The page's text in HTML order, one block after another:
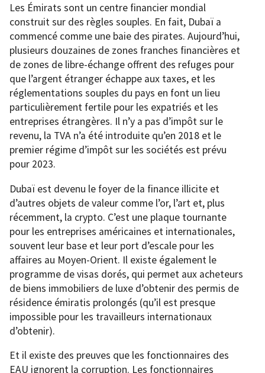
Les Émirats sont un centre financier mondial
construit sur des règles souples. En fait, Dubaï a
commencé comme une baie des pirates. Aujourd’hui,
plusieurs douzaines de zones franches financières et
de zones de libre-échange offrent des refuges pour
que l’argent étranger échappe aux taxes, et les
réglementations souples du pays en font un lieu
particulièrement fertile pour les expatriés et les
entreprises étrangères. Il n’y a pas d’impôt sur le
revenu, la TVA n’a été introduite qu’en 2018 et le
premier régime d’impôt sur les sociétés est prévu
pour 2023.
Dubaï est devenu le foyer de la finance illicite et
d’autres objets de valeur comme l’or, l’art et, plus
récemment, la crypto. C’est une plaque tournante
pour les entreprises américaines et internationales,
souvent leur base et leur port d’escale pour les
affaires au Moyen-Orient. Il existe également le
programme de visas dorés, qui permet aux acheteurs
de biens immobiliers de luxe d’obtenir des permis de
résidence émiratis prolongés (qu’il est presque
impossible pour les travailleurs internationaux
d’obtenir).
Et il existe des preuves que les fonctionnaires des
EAU ignorent la corruption. Les fonctionnaires